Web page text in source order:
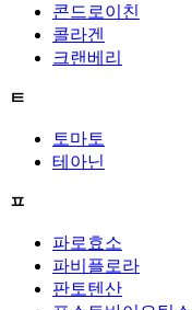
콘드로이친
콜라겐
크랜베리
ㅌ
토마토
테아닌
ㅍ
파로효소
파비플로라
판토텐산